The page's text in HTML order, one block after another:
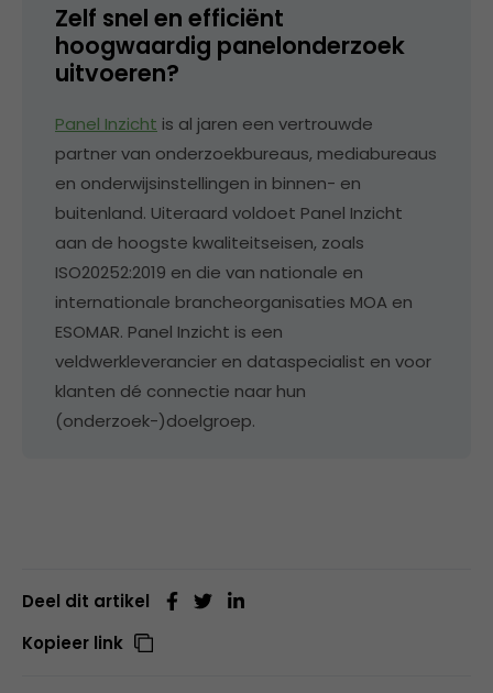
Zelf snel en efficiënt
hoogwaardig panelonderzoek
uitvoeren?
Panel Inzicht is al jaren een vertrouwde
partner van onderzoekbureaus, mediabureaus
en onderwijsinstellingen in binnen- en
buitenland. Uiteraard voldoet Panel Inzicht
aan de hoogste kwaliteitseisen, zoals
ISO20252:2019 en die van nationale en
internationale brancheorganisaties MOA en
ESOMAR. Panel Inzicht is een
veldwerkleverancier en dataspecialist en voor
klanten dé connectie naar hun
(onderzoek-)doelgroep.
Deel dit artikel
Kopieer link